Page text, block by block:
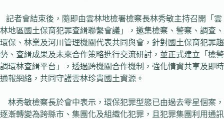
記者會結束後，隨即由雲林地檢署檢察長林秀敏主持召開「雲
林地區國土保育犯罪查緝聯繫會議」，邀集檢察、警察、調查、
環保、林業及河川管理機關代表共同與會，針對國土保育犯罪趨
勢、查緝成果及未來合作策略進行交流研討，並正式建立「檢警
調環林查緝平台」，透過跨機關合作機制，強化情資共享及即時
通報網絡，共同守護雲林珍貴國土資源。
林秀敏檢察長於會中表示，環保犯罪型態已由過去零星個案，
逐漸轉變為跨縣市、集團化及組織化犯罪，且犯罪集團利用通訊